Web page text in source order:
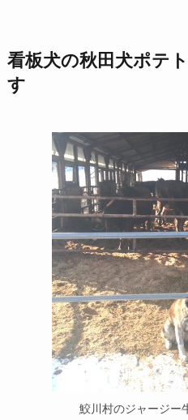
看板犬の秋田犬ポテ
す
鮫川村のジャージー